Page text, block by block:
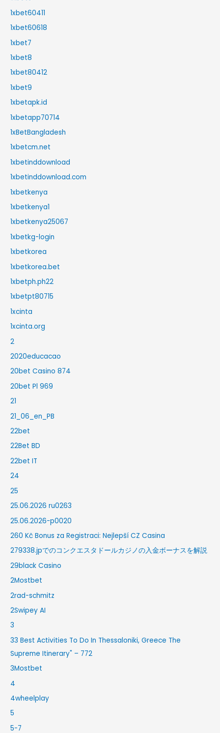
1xbet60411
1xbet60618
1xbet7
1xbet8
1xbet80412
1xbet9
1xbetapk.id
1xbetapp70714
1xBetBangladesh
1xbetcm.net
1xbetinddownload
1xbetinddownload.com
1xbetkenya
1xbetkenya1
1xbetkenya25067
1xbetkg-login
1xbetkorea
1xbetkorea.bet
1xbetph.ph22
1xbetpt80715
1xcinta
1xcinta.org
2
2020educacao
20bet Casino 874
20bet Pl 969
21
21_06_en_PB
22bet
22Bet BD
22bet IT
24
25
25.06.2026 ru0263
25.06.2026-p0020
260 Kč Bonus za Registraci: Nejlepší CZ Casina
279338.jpでのコンクエスタドールカジノの入金ボーナスを解説
29black Casino
2Mostbet
2rad-schmitz
2Swipey AI
3
33 Best Activities To Do In Thessaloniki, Greece The
Supreme Itinerary" – 772
3Mostbet
4
4wheelplay
5
5-7